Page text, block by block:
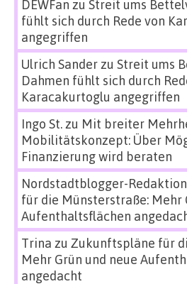
DEWFan zu Streit ums
fühlt sich durch Rede von
angegriffen
Ulrich Sanderzu Streit ums
Dahmen fühlt sich durch
Karacakurtoglu angegriffen
Ingo St.zu Mit breiter
Mobilitätskonzept: Über
Finanzierung wird beraten
Nordstadtblogger-Redaktion
für die Münsterstraße: Mehr
Aufenthaltsflächen
Trina zu Zukunftspläne für
Mehr Grün und neue
angedacht